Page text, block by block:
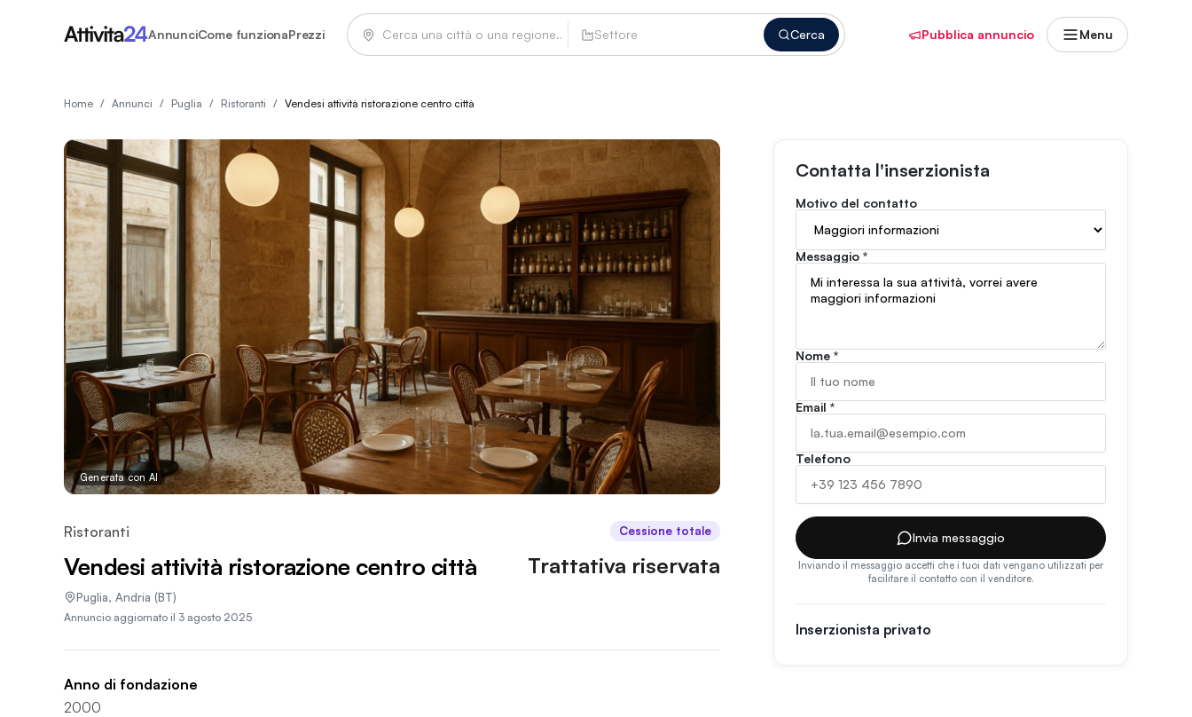
AnnunciCome funzionaPrezzi Settore Cerca Pubblica annuncio Menu
Home / Annunci / Puglia / Ristoranti / Vendesi attività ristorazione centro città
Generata con AI
Ristoranti Cessione totale
Vendesi attività ristorazione centro città
Puglia, Andria (BT)
Trattativa riservata
Annuncio aggiornato il 3 agosto 2025
Anno di fondazione
2000
Contatta l'inserzionista
Motivo del contatto
Messaggio *
Nome *
Email *
Telefono
Invia messaggio
Inviando il messaggio accetti che i tuoi dati vengano utilizzati per
facilitare il contatto con il venditore.
Inserzionista privato